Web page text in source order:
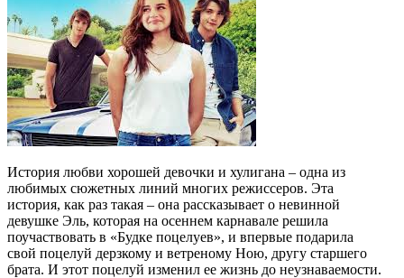
История любви хорошей девочки и хулигана – одна из
любимых сюжетных линий многих режиссеров. Эта
история, как раз такая – она рассказывает о невинной
девушке Эль, которая на осеннем карнавале решила
поучаствовать в «Будке поцелуев», и впервые подарила
свой поцелуй дерзкому и ветреному Ною, другу старшего
брата. И этот поцелуй изменил ее жизнь до неузнаваемости.